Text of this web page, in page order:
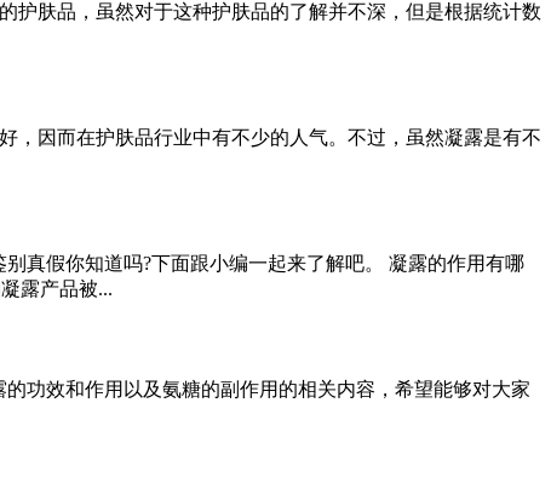
护肤品，虽然对于这种护肤品的了解并不深，但是根据统计数
，因而在护肤品行业中有不少的人气。不过，虽然凝露是有不
真假你知道吗?下面跟小编一起来了解吧。 凝露的作用有哪
露产品被...
功效和作用以及氨糖的副作用的相关内容，希望能够对大家